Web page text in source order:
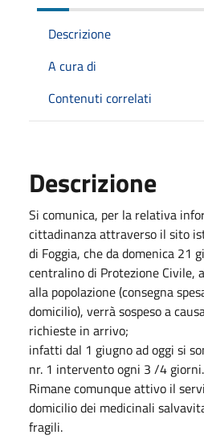
Descrizione
A cura di
Contenuti correlati
Descrizione
Si comunica, per la relativa
cittadinanza attraverso il sito
di Foggia, che da domenica 21
centralino di Protezione Civile,
alla popolazione (consegna
domicilio), verrà sospeso a
richieste in arrivo;
infatti dal 1 giugno ad oggi si
nr. 1 intervento ogni 3 /4 giorni.
Rimane comunque attivo il
domicilio dei medicinali
fragili.